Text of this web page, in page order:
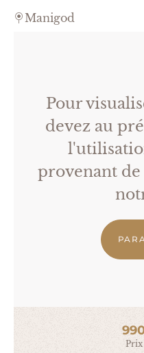
Manigod
Pour
devez au
provenant